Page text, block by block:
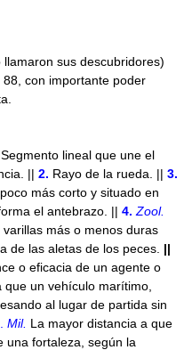
sus descubridores)
88, con importante poder
Segmento lineal que une el
|| 2. Rayo de la rueda. || 3.
más corto y situado en
el antebrazo. || 4. Zool.
más o menos duras
de las aletas de los peces. ||
o eficacia de un agente o
que un vehículo marítimo,
al lugar de partida sin
Mil. La mayor distancia a que
una fortaleza, según la